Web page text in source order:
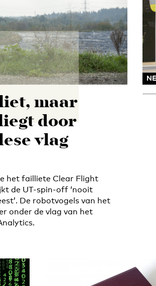
maar
door
vlag
het failliete Clear Flight
de UT-spin-off ‘nooit
De robotvogels van het
onder de vlag van het